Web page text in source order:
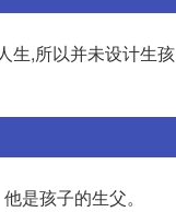
生,所以并未设计生孩
是孩子的生父。